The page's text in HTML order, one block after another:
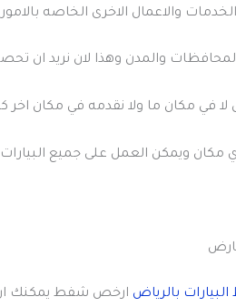
والاعمال الاخرى الخاصه
والمدن وهذا لان نريد ان
لا في مكان ما ولا نقدمه في مكان اخر
مكان ويمكن العمل على جميع
بالرياض ارخص شفط يمكنك